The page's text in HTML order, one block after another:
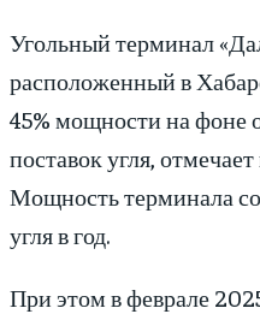
Угольный терминал
расположенный в
45% мощности на фоне
поставок угля,
Мощность терминала
угля в год.
При этом в феврале